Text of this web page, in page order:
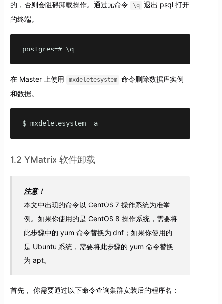
的，否则会阻碍卸载操作。通过元命令
\q
退出 psql 打开
的终端。
postgres=# \q
在 Master 上使用 mxdeletesystem
命令删除数据库实例
和数据。
$ mxdeletesystem -a
1.2 YMatrix 软件卸载
注意！
本文中出现的命令以 CentOS 7 操作系统为准举
例。如果你使用的是 CentOS 8 操作系统，需要将
此步骤中的 yum 命令替换为 dnf；如果你使用的
是 Ubuntu 系统，需要将此步骤的 yum 命令替换
为 apt。
首先， 你需要通过以下命令查询集群安装后的程序名：